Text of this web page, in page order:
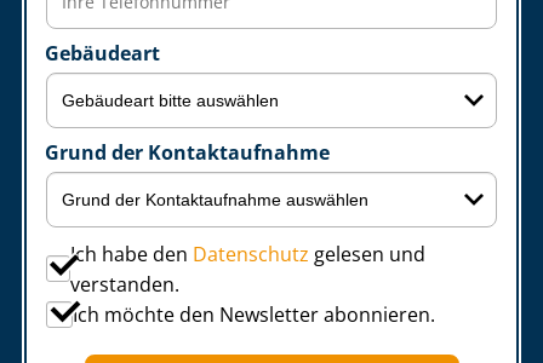
Gebäudeart
Grund der Kontaktaufnahme
Ich habe den Datenschutz gelesen und
verstanden.
Ich möchte den Newsletter abonnieren.